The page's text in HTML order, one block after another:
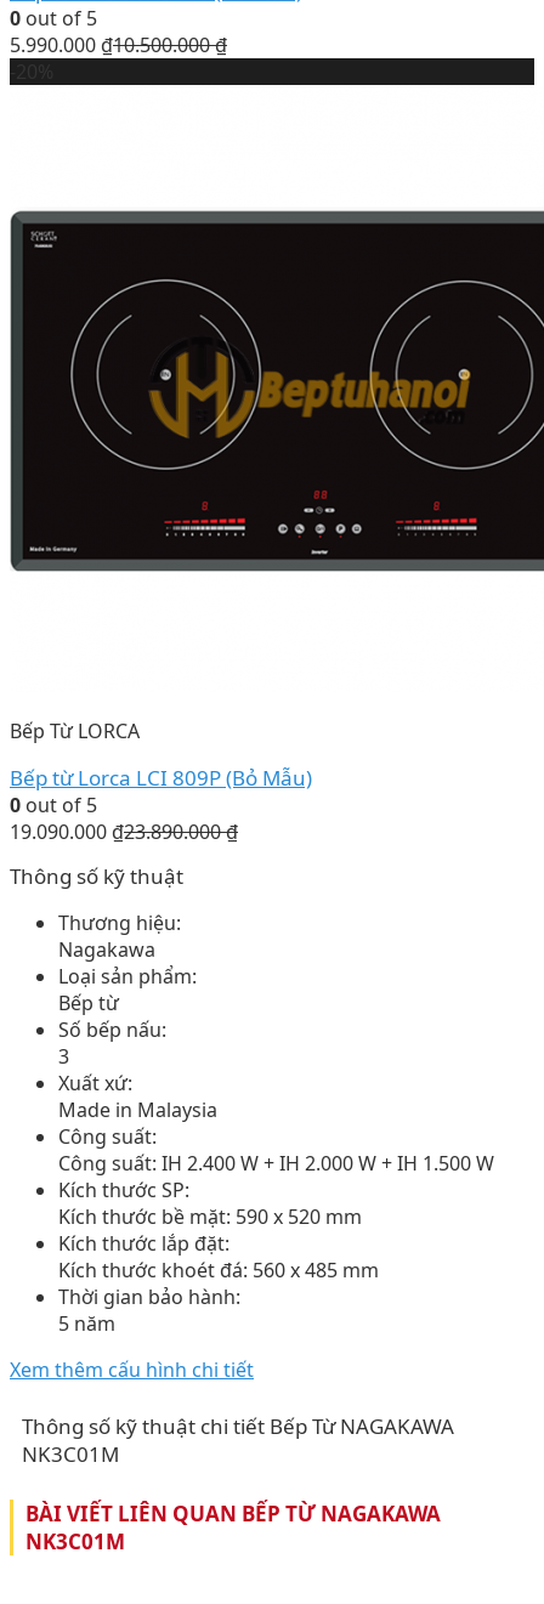
0 out of 5
5.990.000 ₫10.500.000₫
Bếp Từ LORCA
Bếp từ Lorca LCI 809P (Bỏ Mẫu)
0 out of 5
19.090.000 ₫23.890.000₫
Thông số kỹ thuật
Thương hiệu:
Nagakawa
Loại sản phẩm:
Bếp từ
Số bếp nấu:
3
Xuất xứ:
Made in Malaysia
Công suất:
Công suất: IH 2.400 W + IH 2.000 W + IH 1.500 W
Kích thước SP:
Kích thước bề mặt: 590 x 520 mm
Kích thước lắp đặt:
Kích thước khoét đá: 560 x 485 mm
Thời gian bảo hành:
5 năm
Xem thêm cấu hình chi tiết
Thông số kỹ thuật chi tiết Bếp Từ NAGAKAWA
NK3C01M
BÀI VIẾT LIÊN QUAN BẾP TỪ NAGAKAWA
NK3C01M